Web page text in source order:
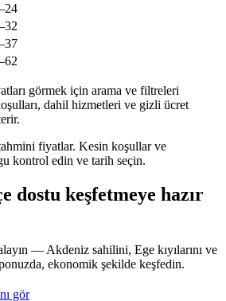
görmek için arama ve filtreleri
dahil hizmetleri ve gizli ücret
fiyatlar. Kesin koşullar ve
kontrol edin ve tarih seçin.
dostu keşfetmeye hazır
— Akdeniz sahilini, Ege kıyılarını ve
ekonomik şekilde keşfedin.
gör